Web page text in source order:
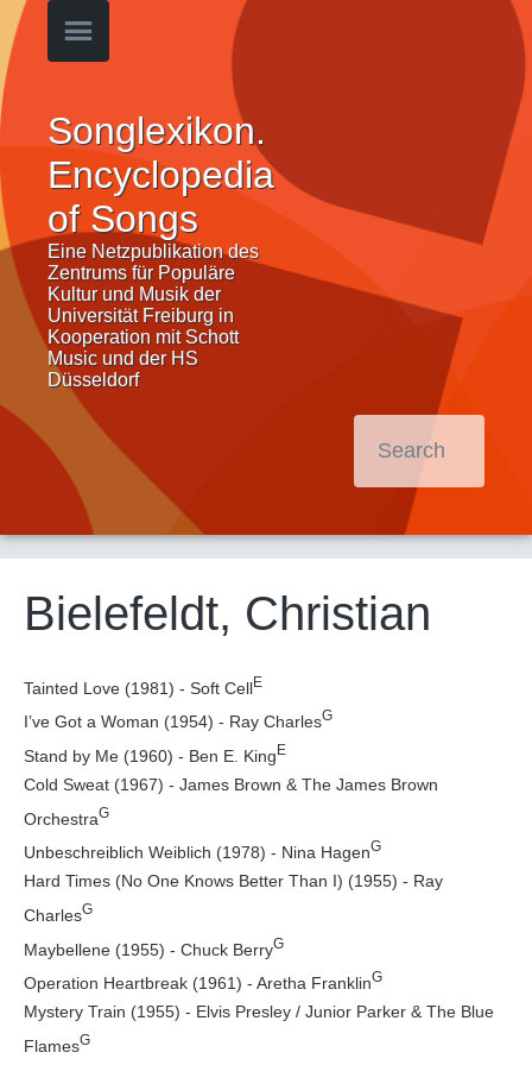
Songlexikon.
Encyclopedia
of Songs
Eine Netzpublikation des
Zentrums für Populäre
Kultur und Musik der
Universität Freiburg in
Kooperation mit Schott
Music und der HS
Düsseldorf
Bielefeldt, Christian
Tainted Love (1981) - Soft CellE
I’ve Got a Woman (1954) - Ray CharlesG
Stand by Me (1960) - Ben E. King E
Cold Sweat (1967) - James Brown & The James Brown
OrchestraG
Unbeschreiblich Weiblich (1978) - Nina HagenG
Hard Times (No One Knows Better Than I) (1955) - Ray
CharlesG
Maybellene (1955) - Chuck BerryG
Operation Heartbreak (1961) - Aretha FranklinG
Mystery Train (1955) - Elvis Presley / Junior Parker & The Blue
FlamesG